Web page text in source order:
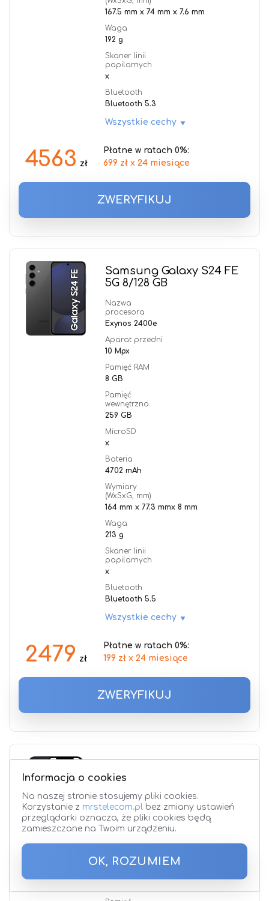
167.5 mm x 74 mm x 7.6 mm
Waga
192 g
Skaner linii
papilarnych
x
Bluetooth
Bluetooth 5.3
Wszystkie cechy
4563 zł
Płatne w ratach 0%:
699 zł x 24 miesiące
ZWERYFIKUJ
Samsung Galaxy S24 FE
5G 8/128 GB
Nazwa
procesora
Exynos 2400e
Aparat przedni
10 Mpx
Pamięć RAM
8 GB
Pamięć
wewnętrzna
259 GB
MicroSD
x
Bateria
4702 mAh
Wymiary
(WxSxG, mm)
164 mm x 77.3 mmx 8 mm
Waga
213 g
Skaner linii
papilarnych
x
Bluetooth
Bluetooth 5.5
Wszystkie cechy
2479 zł
Płatne w ratach 0%:
199 zł x 24 miesiące
ZWERYFIKUJ
odnowiony Bolttech
klasa A+
Nazwa
procesora
Apple A14 Bionic
13 Mpx
Informacja o cookies
Na naszej stronie stosujemy pliki cookies.
Korzystanie z mrstelecom.pl bez zmiany ustawień
przeglądarki oznacza, że pliki cookies będą
zamieszczane na Twoim urządzeniu.
OK, ROZUMIEM